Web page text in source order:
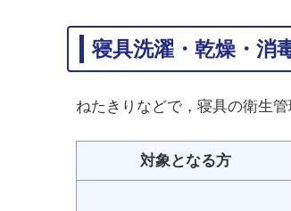
寝具洗濯・乾燥・消
ねたきりなどで，寝具の衛生
対象となる方